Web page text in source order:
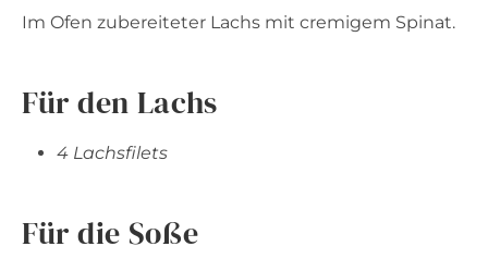
Im Ofen zubereiteter Lachs mit cremigem Spinat.
Für den Lachs
4 Lachsfilets
Für die Soße